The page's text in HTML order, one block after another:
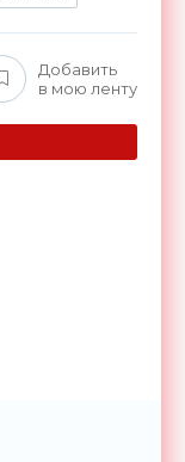
Добавить
в мою ленту